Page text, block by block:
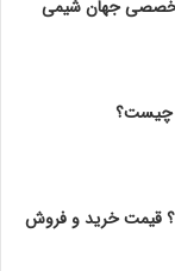
تخصصی جهان شیمی
چیست؟
؟ قیمت خرید و فروش